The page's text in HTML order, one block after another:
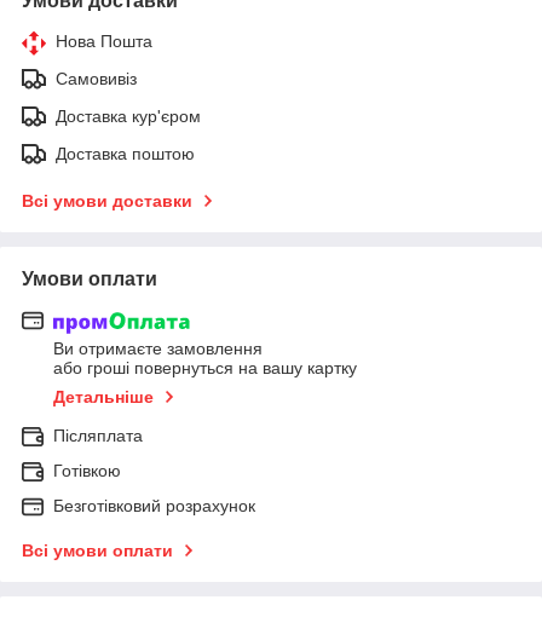
Нова Пошта
Самовивіз
Доставка кур'єром
Доставка поштою
Всі умови доставки
Умови оплати
Ви отримаєте замовлення
або гроші повернуться на вашу картку
Детальніше
Післяплата
Готівкою
Безготівковий розрахунок
Всі умови оплати